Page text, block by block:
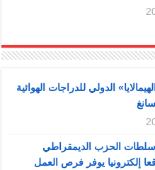
الدولي للدراجات الهوائية
سلطات الحزب الديمقراطي
إلكترونيا يوفر فرص العمل